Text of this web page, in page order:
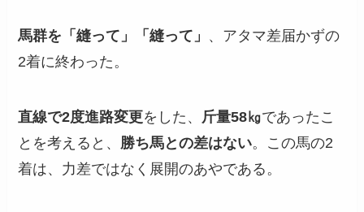
馬群を「縫って」「縫って」 、アタマ差届かずの
2着に終わった。
直線で2度進路変更をした、 斤量58㎏であったこ
とを考えると、 勝ち馬との差はない。この馬の2
着は、力差ではなく展開のあやである。